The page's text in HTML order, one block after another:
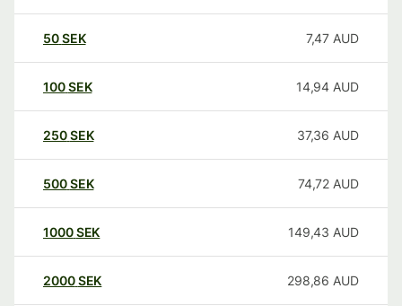
50SEK 7,47 AUD
100SEK 14,94 AUD
250SEK 37,36 AUD
500SEK 74,72 AUD
1000SEK 149,43 AUD
2000SEK 298,86 AUD